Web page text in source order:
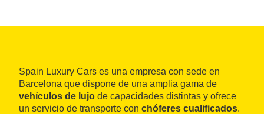
Spain Luxury Cars es una empresa con sede en
Barcelona que dispone de una amplia gama de
vehículos de lujo de capacidades distintas y ofrece
un servicio de transporte con chóferes cualificados.